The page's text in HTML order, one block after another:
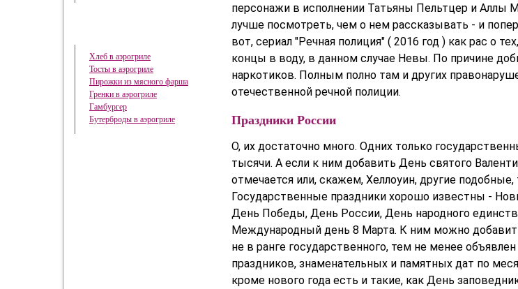
персонажи в исполнении Татьяны Пельтцер и Аллы
лучше посмотреть, чем о нем рассказывать - и
вот, сериал "Речная полиция" ( 2016 год ) как рас о
концы в воду, в данном случае Невы. По причине
наркотиков. Полным полно там и других
отечественной речной полиции.
Праздники России
О, их достаточно много. Одних только
тысячи. А если к ним добавить День святого
отмечается или, скажем, Хеллоуин, другие
Государственные праздники хорошо известны -
День Победы, День России, День народного
Международный день 8 Марта. К ним можно
не в ранге государственного, тем не менее
праздников, знаменательных и памятных дат по
кроме нового года есть и такие, как День
Хлеб в аэрогриле
Тосты в аэрогриле
Пирожки из мясного фарша
Гренки в аэрогриле
Гамбургер
Бутерброды в аэрогриле